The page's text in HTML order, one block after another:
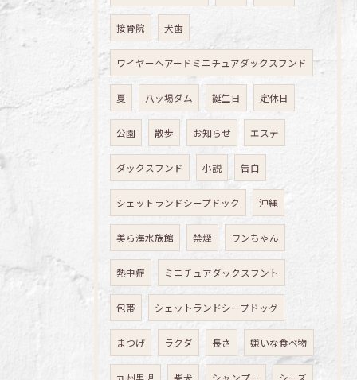
接骨院 犬歯
ワイヤーヘアードミニチュアダックスフンド
夏 八ッ場ダム 誕生日 定休日
公園 散歩 お知らせ エステ
ダックスフンド 小説 告白
シェットランドシープドック 沖縄
美ら海水族館 禁煙 ワンちゃん
熱中症 ミニチュアダックスフント
包帯 シェットランドシープドッグ
まつげ ラクダ 長さ 嫌いな食べ物